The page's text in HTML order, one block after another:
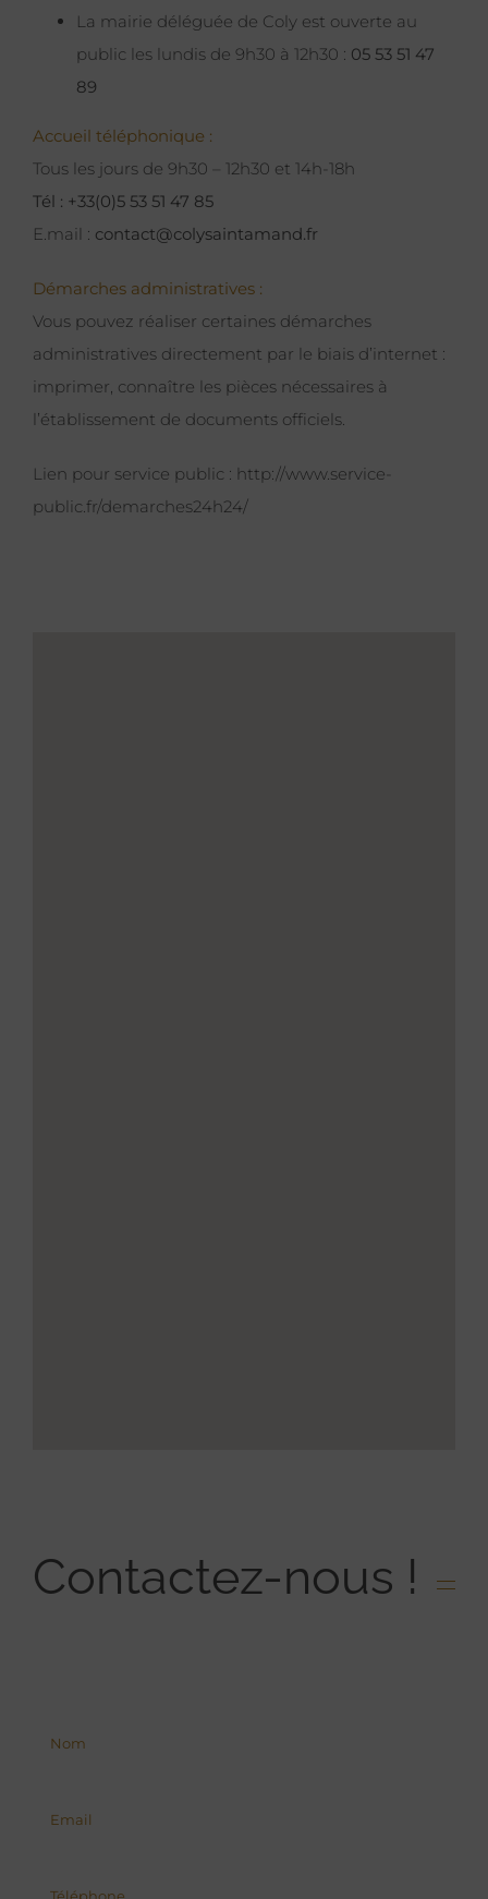
La mairie déléguée de Coly est ouverte au
public les lundis de 9h30 à 12h30 : 05 53 51 47
89
Accueil téléphonique :
Tous les jours de 9h30 – 12h30 et 14h-18h
Tél : +33(0)5 53 51 47 85
E.mail : contact@colysaintamand.fr
Démarches administratives :
Vous pouvez réaliser certaines démarches
administratives directement par le biais d’internet :
imprimer, connaître les pièces nécessaires à
l’établissement de documents officiels.
Lien pour service public : http://www.service-
public.fr/demarches24h24/
Contactez-nous !